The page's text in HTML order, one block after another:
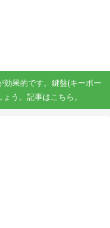
効果的です。鍵盤(キーボー
う。記事はこちら。